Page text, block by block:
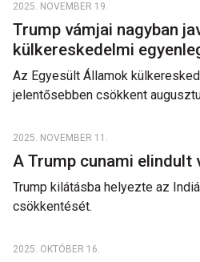
2025. NOVEMBER 19.
Trump vámjai nagyban
külkereskedelmi
Az Egyesült Államok
jelentősebben csökkent
2025. NOVEMBER 11.
A Trump cunami elindult
Trump kilátásba helyezte az
csökkentését.
2025. OKTÓBER 16.